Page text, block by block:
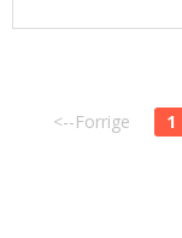
<--Forrige 1